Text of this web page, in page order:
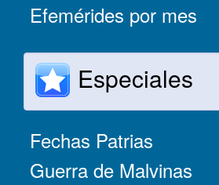
Efemérides por mes
Especiales
Fechas Patrias
Guerra de Malvinas